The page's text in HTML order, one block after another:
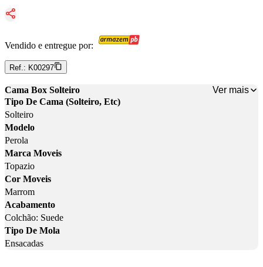
Vendido e entregue por:
Ref.: K00297
Cama Box Solteiro
Ver mais
Tipo De Cama (Solteiro, Etc)
Solteiro
Modelo
Perola
Marca Moveis
Topazio
Cor Moveis
Marrom
Acabamento
Colchão: Suede
Tipo De Mola
Ensacadas